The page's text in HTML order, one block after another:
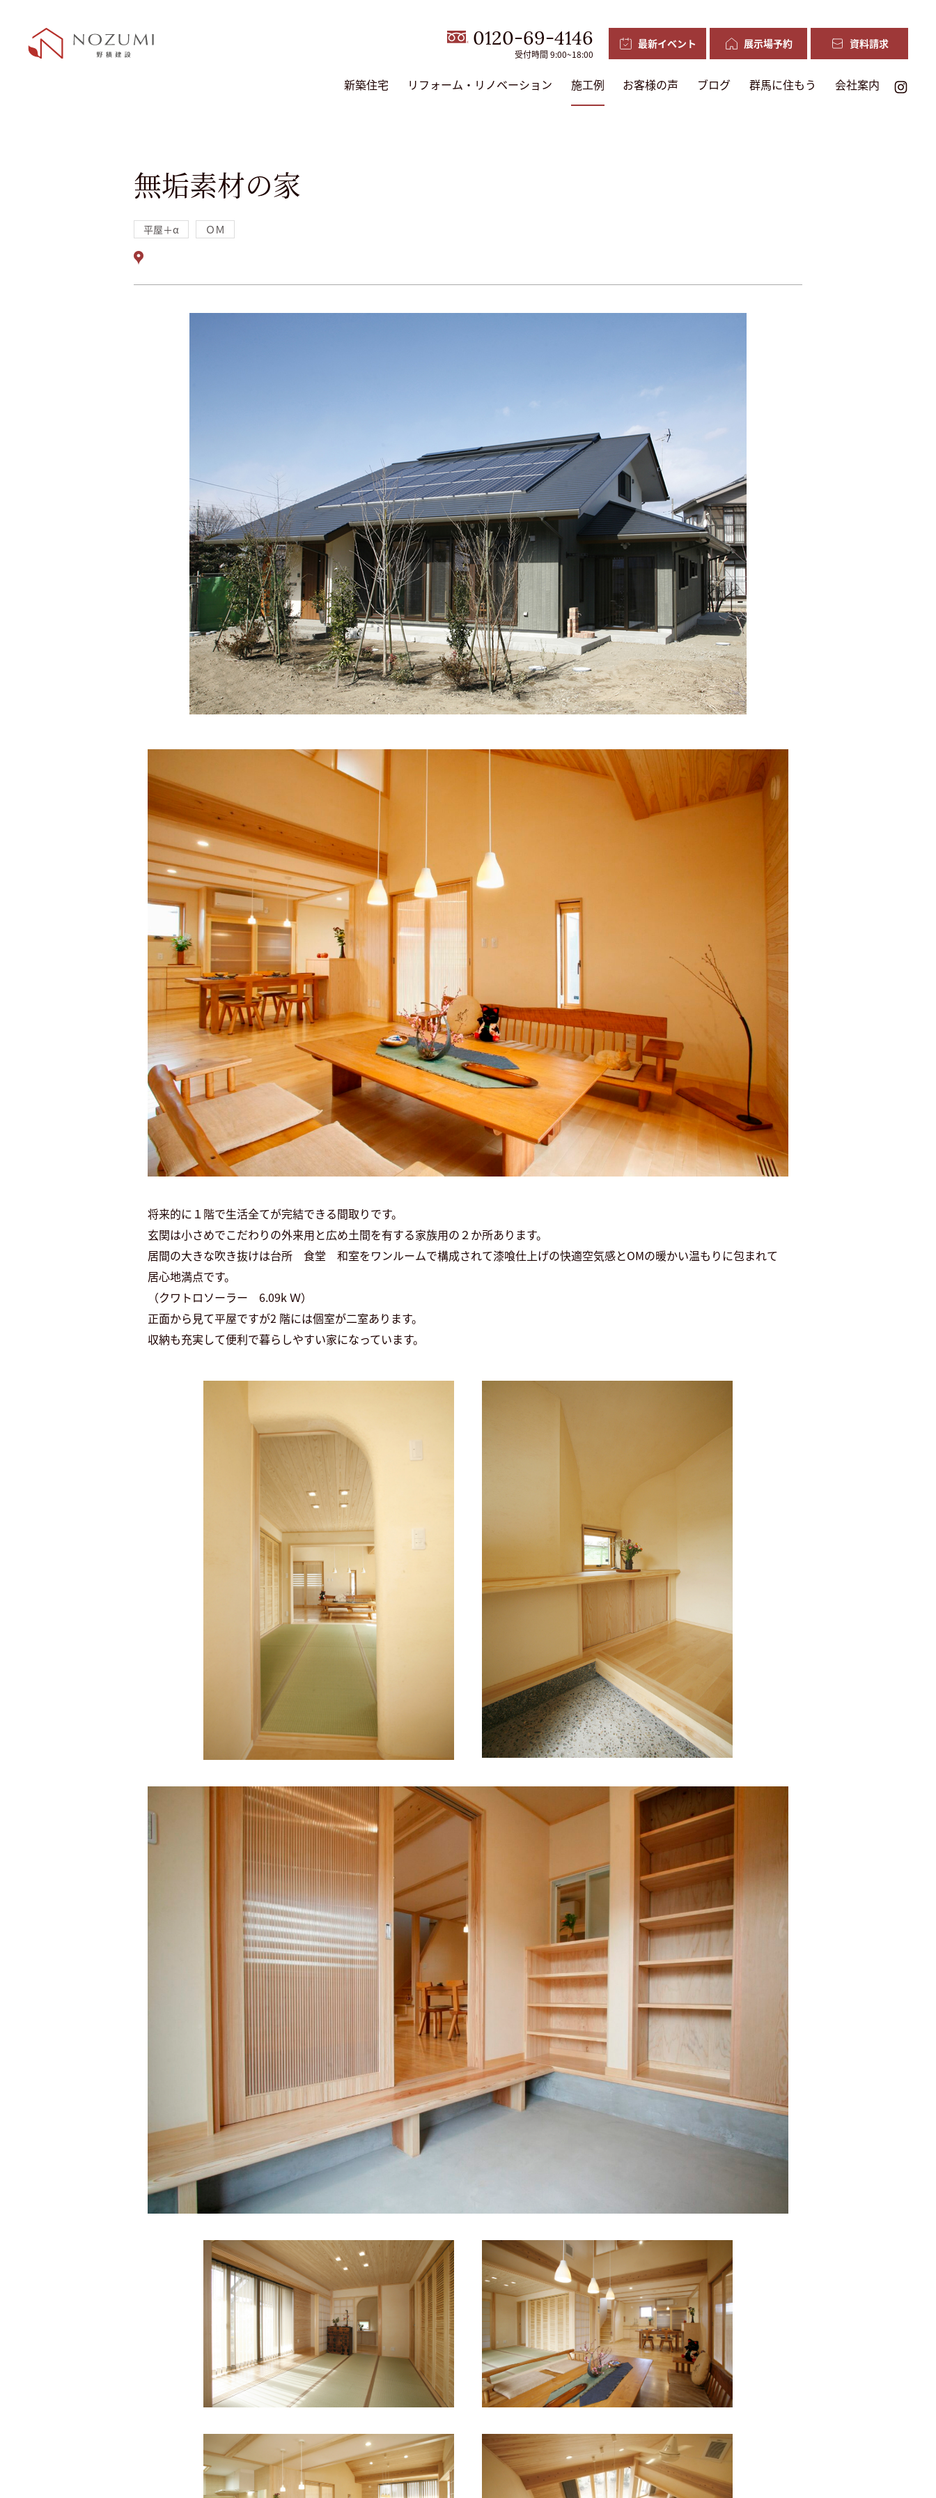
0120-69-4146
受付時間 9:00~18:00
最新イベント 展示場予約 資料請求
新築住宅 リフォーム・リノベーション 施工例 お客様の声 ブログ 群馬に住もう 会社案内
無垢素材の家
平屋＋α ＯＭ
将来的に１階で生活全てが完結できる間取りです。
玄関は小さめでこだわりの外来用と広め土間を有する家族用の２か所あります。
居間の大きな吹き抜けは台所 食堂 和室をワンルームで構成されて漆喰仕上げの快適空気感とOMの暖かい温もりに包まれて
居心地満点です。
（クワトロソーラー 6.09k Ｗ）
正面から見て平屋ですが2 階には個室が二室あります。
収納も充実して便利で暮らしやすい家になっています。